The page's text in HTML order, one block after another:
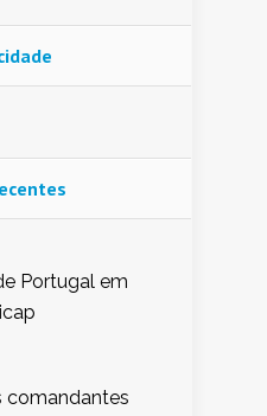
Portugal em
comandantes